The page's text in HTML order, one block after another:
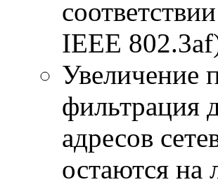
IEEE
Увеличение
фильтрация
адресов
остаются на